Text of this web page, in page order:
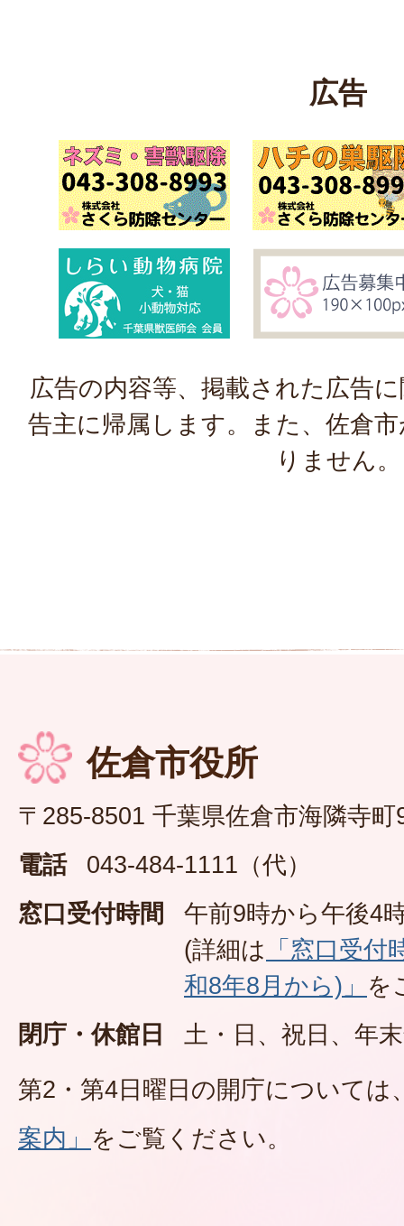
広告
広告の内容等、掲載された広告
告主に帰属します。また、佐倉
りません。
佐倉市役所
〒285-8501 千葉県佐倉市海隣寺町
電話
043-484-1111（代）
窓口受付時間
午前9時から午後4
(詳細は 「窓口受
和8年8月から)」 を
閉庁・休館日
土・日、祝日、年
第2・第4日曜日の開庁については
案内」 をご覧ください。